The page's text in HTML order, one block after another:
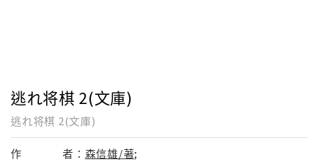
逃れ将棋 2(文庫)
逃れ将棋 2(文庫)
作 者： 森信雄/著;